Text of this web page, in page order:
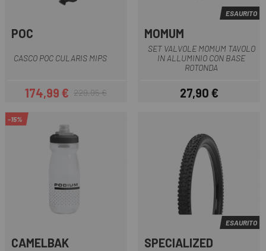
POC
CASCO POC CULARIS MIPS
Prezzo
174,99 €Prezzo base
229,95 €
ESAURITO
MOMUM
SET VALVOLE MOMUM TAVOLO
IN ALLUMINIO CON BASE
ROTONDA
Prezzo
27,90 €
-15%
CAMELBAK
ESAURITO
SPECIALIZED